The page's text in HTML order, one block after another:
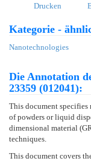
Drucken
Kategorie -
Nanotechnologies
Die Annotation
23359 (012041):
This document specifies
of powders or liquid
dimensional material
techniques.
This document covers